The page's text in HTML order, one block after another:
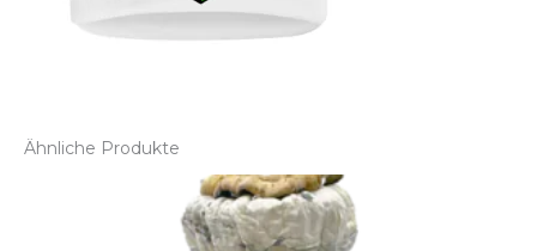
Ähnliche Produkte